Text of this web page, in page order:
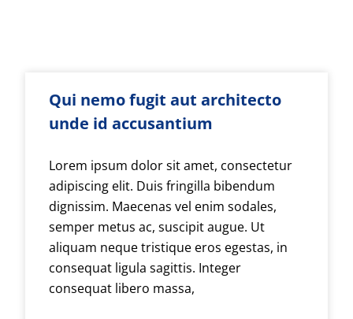
Qui nemo fugit aut architecto
unde id accusantium
Lorem ipsum dolor sit amet, consectetur
adipiscing elit. Duis fringilla bibendum
dignissim. Maecenas vel enim sodales,
semper metus ac, suscipit augue. Ut
aliquam neque tristique eros egestas, in
consequat ligula sagittis. Integer
consequat libero massa,